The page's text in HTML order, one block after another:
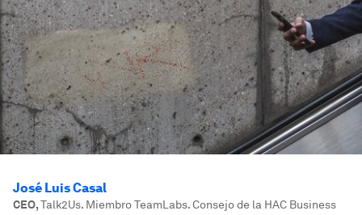
José Luis Casal
CEO,Talk2Us. Miembro TeamLabs. Consejo de la HAC Business